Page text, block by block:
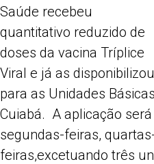
Saúde recebeu
quantitativo reduzido de
doses da vacina Tríplice
Viral e já as disponibilizou
para as Unidades
Cuiabá. A aplicação
segundas-feiras,
feiras,excetuando três